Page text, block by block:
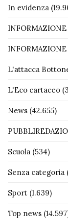
In evidenza
L'attacca
L'Eco cartaceo
News (42.655)
Scuola (534)
Senza categoria
Sport (1.639)
Top news